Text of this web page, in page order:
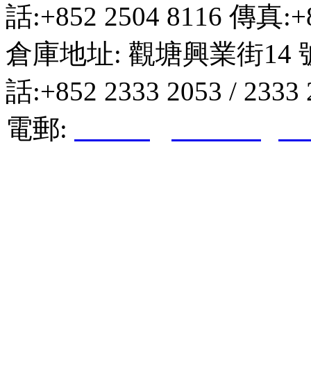
話:+852 2504 8116 傳真
倉庫地址: 觀塘興業街14
話:+852 2333 2053 /
電郵: